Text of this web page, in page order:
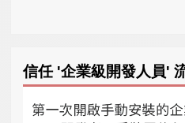
信任 '企業級開發人員'